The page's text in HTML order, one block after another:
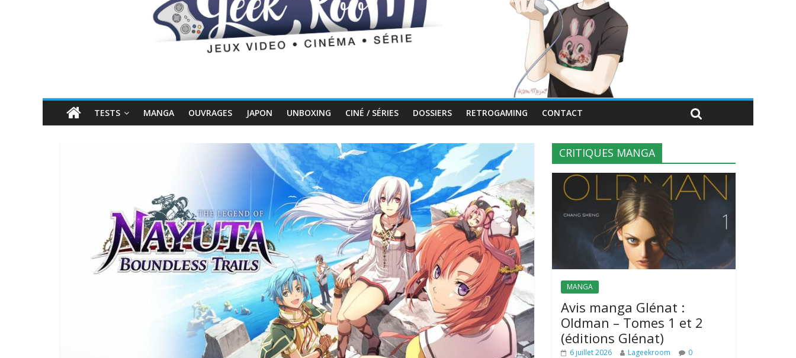
TESTS MANGA OUVRAGES JAPON UNBOXING CINÉ / SÉRIES DOSSIERS RETROGAMING CONTACT
CRITIQUES MANGA
MANGA
Avis manga Glénat :
Oldman – Tomes 1 et 2
(éditions Glénat)
6 juillet 2026 Lageekroom 0